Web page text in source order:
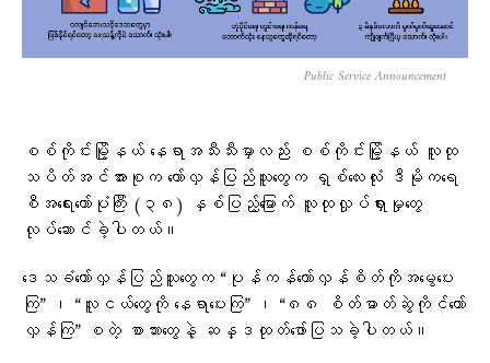
Public Service Announcement
စစ်ကိုင်းမြို့နယ် နေရာအသီးသီးမှာလည်း စစ်ကိုင်းမြို့နယ် လူထု
သပိတ်အင်အားစုက တော်လှန်ပြည်သူတွေက ရှစ်လေးလုံး ဒီမိုကရေ
စီအရေးတော်ပုံကြီး (၃၈) နှစ်ပြည့်မြောက် လူထုလှုပ်ရှားမှုတွေ
လုပ်ဆောင်ခဲ့ပါတယ်။
ဒေသခံတော်လှန်ပြည်သူတွေက “ပုန်ကန်တော်လှန်စိတ်ကိုအမွေပေး
ကြ” ၊ “လူငယ်တွေကို နေရာပေးကြ” ၊ “၈၈ စိတ်ဓာတ်ဆွဲကိုင်တော်
လှန်ကြ” စတဲ့ စာသားတွေနဲ့ ဆန္ဒထုတ်ဖော်ပြသခဲ့ပါတယ်။